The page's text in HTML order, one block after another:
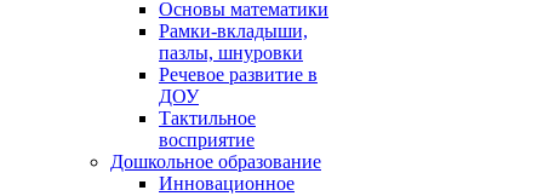
Основы математики
Рамки-вкладыши,
пазлы, шнуровки
Речевое развитие в
ДОУ
Тактильное
восприятие
Дошкольное образование
Инновационное